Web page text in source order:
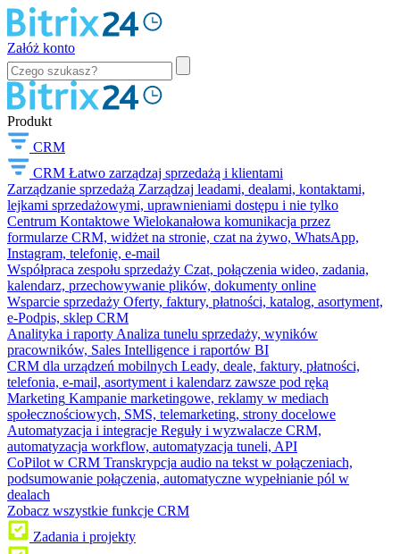
Załóż konto
Produkt
CRM
CRM Łatwo zarządzaj sprzedażą i klientami
Zarządzanie sprzedażą Zarządzaj leadami, dealami, kontaktami,
lejkami sprzedażowymi, uprawnieniami dostępu i nie tylko
Centrum Kontaktowe Wielokanałowa komunikacja przez
formularze CRM, widżet na stronie, czat na żywo, WhatsApp,
Instagram, telefonię, e-mail
Współpraca zespołu sprzedaży Czat, połączenia wideo, zadania,
kalendarz, przechowywanie plików, dokumenty online
Wsparcie sprzedaży Oferty, faktury, płatności, katalog, asortyment,
e-Podpis, sklep CRM
Analityka i raporty Analiza tunelu sprzedaży, wyników
pracowników, Sales Intelligence i raportów BI
CRM dla urządzeń mobilnych Leady, deale, faktury, płatności,
telefonia, e-mail, asortyment i kalendarz zawsze pod ręką
Marketing Kampanie marketingowe, reklamy w mediach
społecznościowych, SMS, telemarketing, strony docelowe
Automatyzacja i integracje Reguły i wyzwalacze CRM,
automatyzacja workflow, automatyzacja tuneli, API
CoPilot w CRM Transkrypcja audio na tekst w połączeniach,
podsumowanie połączenia, automatyczne wypełnianie pól w
dealach
Zobacz wszystkie funkcje CRM
Zadania i projekty